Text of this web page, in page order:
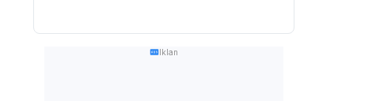
Iklan